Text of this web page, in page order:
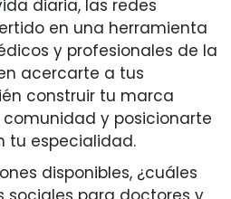
diaria, las redes
en una herramienta
y profesionales de la
acercarte a tus
construir tu marca
y posicionarte
tu especialidad.
disponibles, ¿cuáles